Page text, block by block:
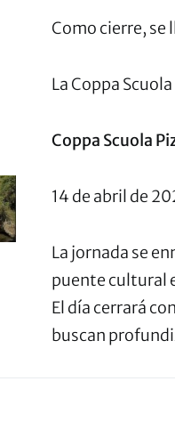
Como cierre,
La Coppa
Coppa Scuola
14 de abril de
La jornada se
puente cultural
El día cerrará
buscan